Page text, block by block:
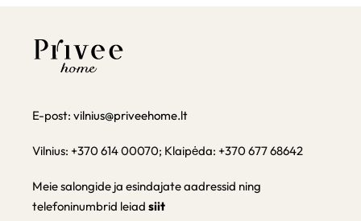
E-post: vilnius@priveehome.lt
Vilnius: +370 614 00070; Klaipėda: +370 677 68642
Meie salongide ja esindajate aadressid ning
telefoninumbrid leiad siit